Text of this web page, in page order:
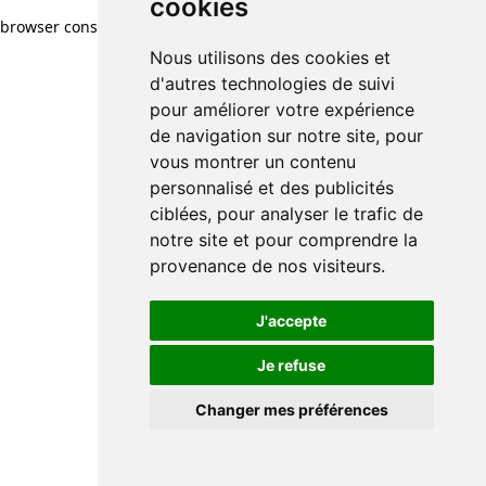
cookies
Nous utilisons des cookies et
d'autres technologies de suivi
pour améliorer votre expérience
de navigation sur notre site, pour
vous montrer un contenu
personnalisé et des publicités
ciblées, pour analyser le trafic de
notre site et pour comprendre la
provenance de nos visiteurs.
J'accepte
Je refuse
Changer mes préférences
browser console for more information)